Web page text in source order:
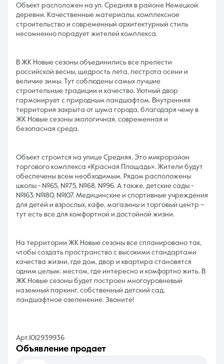
Объект расположен на ул. Средняя в районе Немецкой
деревни. Качественные материалы, комплексное
строительство и современный архитектурный стиль
несомненно порадует жителей комплекса.
В ЖК Новые сезоны объединились все прелести
российской весны, щедрость лета, пестрота осени и
величие зимы. Тут соблюдены самых лучшие
строительные традиции и качество. Уютный двор
гармонирует с природным ландшафтом. Внутренняя
территория закрыта от шума города, благодаря чему в
ЖК Новые сезоны экологичная, современная и
безопасная среда.
Объект строится на улице Средняя. Это микрорайон
торгового комплекса «Красная Площадь». Жители будут
обеспечены всем необходимым. Рядом расположены
школы - №65, №75, №68, №96. А также, детские сады -
№163, №180, №107. Медицинские и спортивные учреждения
для детей и взрослых, кафе, магазины и торговый центр –
тут есть все для комфортной и достойной жизни.
На территории ЖК Новые сезоны все спланировано так,
чтобы создать пространство с высокими стандартами
качества жизни, где дом, двор и квартира становятся
одним целым: местом, где интересно и комфортно жить. В
ЖК Новые сезоны будет построен многоуровневый
наземный паркинг, собственный детский сад,
ландшафтное озеленение. Звоните!
Арт.1012939936
объявление продает